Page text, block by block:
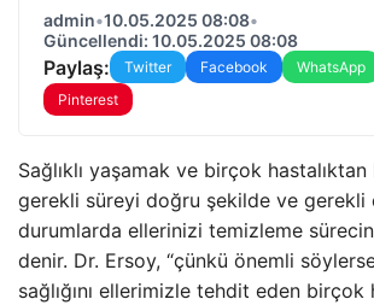
admin•10.05.2025 08:08•
Güncellendi: 10.05.2025 08:08
Paylaş: Twitter Facebook WhatsApp
Pinterest
Sağlıklı yaşamak ve birçok
gerekli süreyi doğru şekilde ve gerekli
durumlarda ellerinizi temizleme
denir. Dr. Ersoy, “çünkü önemli
sağlığını ellerimizle tehdit eden birçok